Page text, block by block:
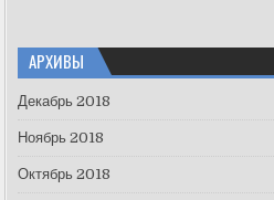
АРХИВЫ
Декабрь 2018
Ноябрь 2018
Октябрь 2018